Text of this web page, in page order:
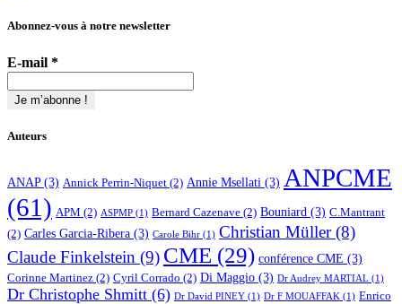
Abonnez-vous à notre newsletter
E-mail *
Auteurs
ANAP(3) Annick Perrin-Niquet (2) Annie Msellati (3) ANPCME
(61) APM (2) ASPMP (1) Bernard Cazenave (2) Bouniard (3) C.Mantrant
(2) Carles Garcia-Ribera (3) Carole Bihr (1) Christian Müller(8)
Claude Finkelstein (9) CME (29) conférence CME (3)
Corinne Martinez (2) Cyril Corrado (2) Di Maggio (3) Dr Audrey MARTIAL (1)
Dr Christophe Shmitt (6) Dr David PINEY (1) Dr F MOUAFFAK (1) Enrico